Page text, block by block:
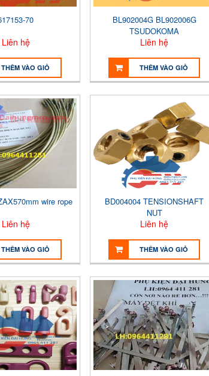
70
Liên hệ
THÊM VÀO GIỎ
BL902004G BL902006G
TSUDOKOMA
Liên hệ
THÊM VÀO GIỎ
wire rope
Liên hệ
THÊM VÀO GIỎ
BD004004 TENSIONSHAFT
NUT
Liên hệ
THÊM VÀO GIỎ